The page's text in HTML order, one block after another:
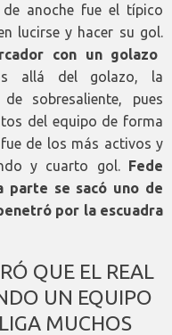
anoche fue el típico
lucirse y hacer su gol.
con un golazo
allá del golazo, la
sobresaliente, pues
del equipo de forma
de los más activos y
y cuarto gol. Fede
parte se sacó uno de
por la escuadra
QUE EL REAL
UN EQUIPO
MUCHOS